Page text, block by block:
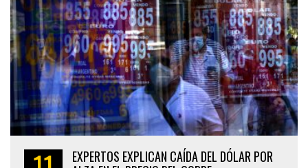
EXPERTOS EXPLICAN CAÍDA DEL DÓLAR POR